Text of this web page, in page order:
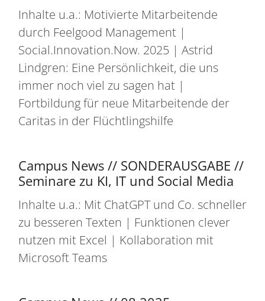
Inhalte u.a.: Motivierte Mitarbeitende
durch Feelgood Management |
Social.Innovation.Now. 2025 | Astrid
Lindgren: Eine Persönlichkeit, die uns
immer noch viel zu sagen hat |
Fortbildung für neue Mitarbeitende der
Caritas in der Flüchtlingshilfe
Campus News // SONDERAUSGABE //
Seminare zu KI, IT und Social Media
Inhalte u.a.: Mit ChatGPT und Co. schneller
zu besseren Texten | Funktionen clever
nutzen mit Excel | Kollaboration mit
Microsoft Teams